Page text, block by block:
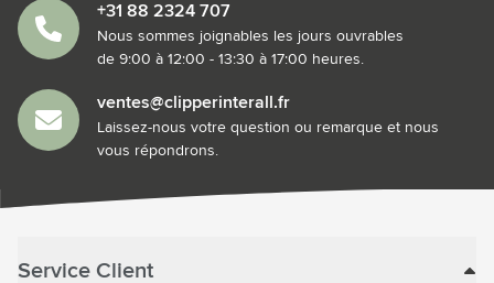
+31 88 2324 707
Nous sommes joignables les jours ouvrables
de 9:00 à 12:00 - 13:30 à 17:00 heures.
ventes@clipperinterall.fr
Laissez-nous votre question ou remarque et nous
vous répondrons.
Service Client